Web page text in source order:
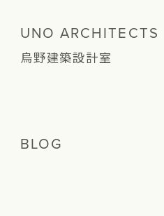
UNO ARCHITECTS
烏野建築設計室
BLOG